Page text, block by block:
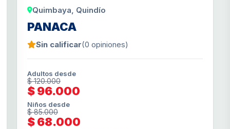
Quimbaya, Quindío
PANACA
Sin calificar(0 opiniones)
Adultos desde
$ 120.000
$ 96.000
Niños desde
$ 85.000
$ 68.000